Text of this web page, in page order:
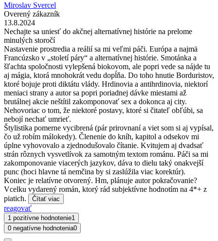
Miroslav Svercel
Overený zákazník
13.8.2024
Nechajte sa uniesť do akčnej alternatívnej histórie na prelome
minulých storočí
Nastavenie prostredia a reálií sa mi veľmi páči. Európa a najmä
Francúzsko v „století páry“ a alternatívnej histórie. Smotánka a
šľachta spoločnosti vylepšená biokovom, ale popri vede sa nájde tu
aj mágia, ktorá mnohokrát vedu dopĺňa. Do toho hnutie Borduristov,
ktoré bojuje proti diktátu vlády. Hrdinovia a antihrdinovia, niektorí
meniaci strany a autor sa popri poriadnej dávke miestami až
brutálnej akcie neštítil zakomponovať sex a dokonca aj city.
Nehovoriac o tom, že niektoré postavy, ktoré si čitateľ obľúbi, sa
nebojí nechať umrieť.
Štylistika pomerne vycibrená (pár prirovnaní a viet som si aj vypísal,
čo už robím málokedy). Členenie do kníh, kapitol a odsekov mi
úplne vyhovovalo a zjednodušovalo čítanie. Kvitujem aj dvadsať
strán rôznych vysvetlívok za samotným textom románu. Páči sa mi
zakomponovanie viacerých jazykov, dáva to dielu taký onakvejší
punc (hoci hlavne tá nemčina by si zaslúžila viac korektúr).
Koniec je relatívne otvorený. Hm, plánuje autor pokračovanie?
Vcelku vydarený román, ktorý rád subjektívne hodnotím na 4*+ z
piatich.
Čítať viac
reagovať
1 pozitívne hodnotenie1
0 negatívne hodnotenia0